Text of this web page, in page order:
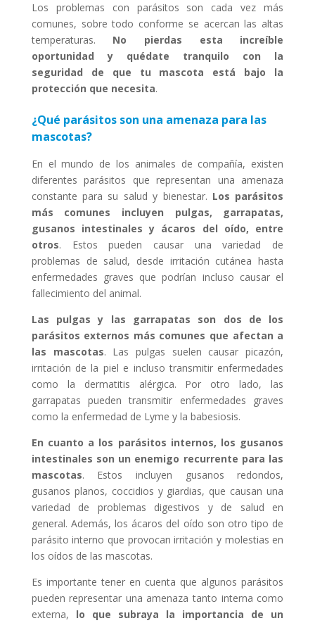
Los problemas con parásitos son cada vez más
comunes, sobre todo conforme se acercan las altas
temperaturas. No pierdas esta increíble
oportunidad y quédate tranquilo con la
seguridad de que tu mascota está bajo la
protección que necesita.
¿Qué parásitos son una amenaza para las
mascotas?
En el mundo de los animales de compañía, existen
diferentes parásitos que representan una amenaza
constante para su salud y bienestar. Los parásitos
más comunes incluyen pulgas, garrapatas,
gusanos intestinales y ácaros del oído, entre
otros. Estos pueden causar una variedad de
problemas de salud, desde irritación cutánea hasta
enfermedades graves que podrían incluso causar el
fallecimiento del animal.
Las pulgas y las garrapatas son dos de los
parásitos externos más comunes que afectan a
las mascotas. Las pulgas suelen causar picazón,
irritación de la piel e incluso transmitir enfermedades
como la dermatitis alérgica. Por otro lado, las
garrapatas pueden transmitir enfermedades graves
como la enfermedad de Lyme y la babesiosis.
En cuanto a los parásitos internos, los gusanos
intestinales son un enemigo recurrente para las
mascotas. Estos incluyen gusanos redondos,
gusanos planos, coccidios y giardias, que causan una
variedad de problemas digestivos y de salud en
general. Además, los ácaros del oído son otro tipo de
parásito interno que provocan irritación y molestias en
los oídos de las mascotas.
Es importante tener en cuenta que algunos parásitos
pueden representar una amenaza tanto interna como
externa, lo que subraya la importancia de un